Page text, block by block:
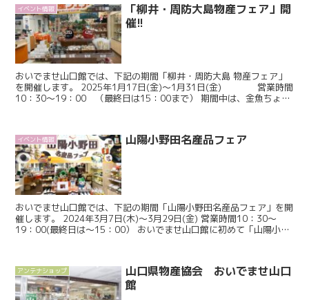
イベント情報
「柳井・周防大島物産フェア」開
催!!
おいでませ山口館では、下記の期間「柳井・周防大島 物産フェア」
を開催します。 2025年1月17日(金)～1月31日(金) 営業時間
10：30～19：00 （最終日は15：00まで） 期間中は、金魚ちょう
イベント情報 山陽小野田名産品フェア
おいでませ山口館では、下記の期間「山陽小野田名産品フェア」を開
催します。 2024年3月7日(木)～3月29日(金) 営業時間10：30～
19：00(最終日は～15：00） おいでませ山口館に初めて「山陽小野
アンテナショップ
山口県物産協会 おいでませ山口
館